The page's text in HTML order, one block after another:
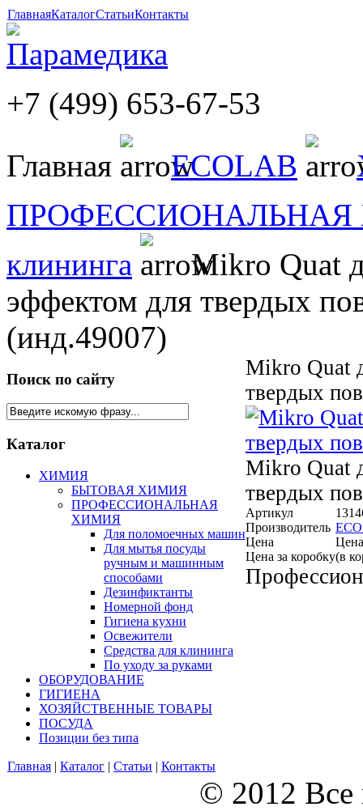
ГлавнаяКаталогСтатьиКонтакты
+7 (499) 653-67-53
Главная
ECOLAB
клининга
Mikro Quat
эффектом для твердых
(инд.49007)
Поиск по сайту
Каталог
ХИМИЯ
БЫТОВАЯ ХИМИЯ
ПРОФЕССИОНАЛЬНАЯ
ХИМИЯ
Для поломоечных машин
Для мытья посуды
ручным и машинным
способами
Дезинфиктанты
Номерной фонд
Гигиена кухни
Освежители
Средства для клининга
По уходу за руками
ОБОРУДОВАНИЕ
ГИГИЕНА
ХОЗЯЙСТВЕННЫЕ ТОВАРЫ
ПОСУДА
Позиции без типа
Mikro Quat
твердых
Mikro Quat
твердых
Артикул
Производитель
Цена
Цена за коробку(в
Главная | Каталог | Статьи | Контакты
© 2012 Все